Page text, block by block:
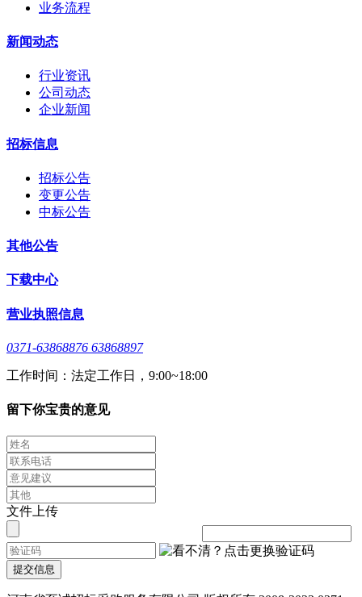
业务流程
新闻动态
行业资讯
公司动态
企业新闻
招标信息
招标公告
变更公告
中标公告
其他公告
下载中心
营业执照信息
0371-63868876 63868897
工作时间：法定工作日，9:00~18:00
留下你宝贵的意见
文件上传
提交信息